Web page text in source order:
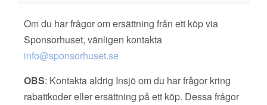
Om du har frågor om ersättning från ett köp via
Sponsorhuset, vänligen kontakta
info@sponsorhuset.se
OBS: Kontakta aldrig Insjö om du har frågor kring
rabattkoder eller ersättning på ett köp. Dessa frågor